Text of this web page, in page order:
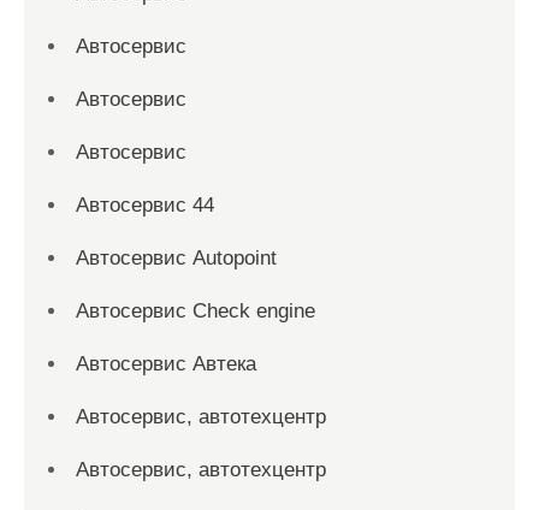
Автосервис
Автосервис
Автосервис
Автосервис 44
Автосервис Autopoint
Автосервис Check engine
Автосервис Автека
Автосервис, автотехцентр
Автосервис, автотехцентр